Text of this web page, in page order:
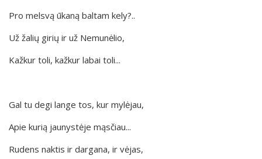
Pro melsvą ūkaną baltam kely?..
Už žalių girių ir už Nemunėlio,
Kažkur toli, kažkur labai toli...
Gal tu degi lange tos, kur mylėjau,
Apie kurią jaunystėje mąsčiau...
Rudens naktis ir dargana, ir vėjas,